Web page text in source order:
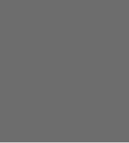
Fantasy 2026 Wall Calendar